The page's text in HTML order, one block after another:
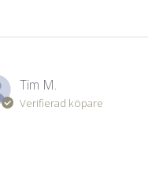
Tim M.
Verifierad köpare